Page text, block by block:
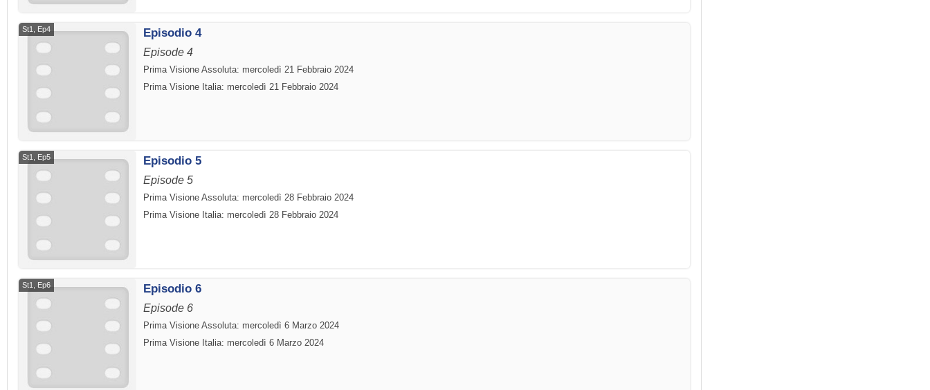
St1, Ep4 Episodio 4
Episode 4
Prima Visione Assoluta: mercoledì 21 Febbraio 2024
Prima Visione Italia: mercoledì 21 Febbraio 2024
St1, Ep5 Episodio 5
Episode 5
Prima Visione Assoluta: mercoledì 28 Febbraio 2024
Prima Visione Italia: mercoledì 28 Febbraio 2024
St1, Ep6 Episodio 6
Episode 6
Prima Visione Assoluta: mercoledì 6 Marzo 2024
Prima Visione Italia: mercoledì 6 Marzo 2024